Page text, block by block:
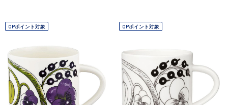
OPポイント対象 OPポイント対象